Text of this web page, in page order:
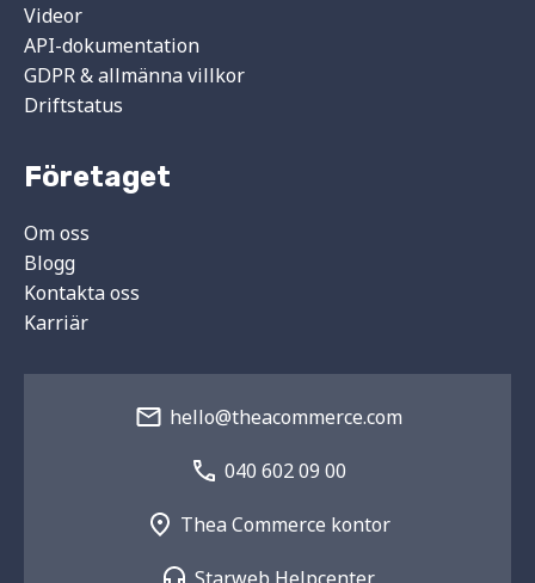
Videor
API-dokumentation
GDPR & allmänna villkor
Driftstatus
Företaget
Om oss
Blogg
Kontakta oss
Karriär
hello@theacommerce.com
040 602 09 00
Thea Commerce kontor